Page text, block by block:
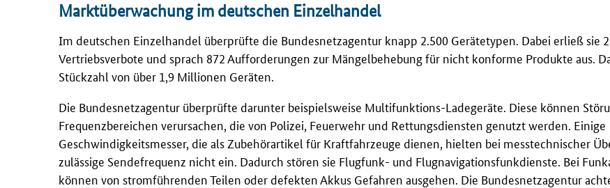
Marktüberwachung im deutschen Einzelhandel
Im deutschen Einzelhandel überprüfte die Bundesnetzagentur knapp 2.500 Gerätetypen. Dabei erließ sie
Vertriebsverbote und sprach 872 Aufforderungen zur Mängelbehebung für nicht konforme Produkte aus.
Stückzahl von über 1,9 Millionen Geräten.
Die Bundesnetzagentur überprüfte darunter beispielsweise Multifunktions-Ladegeräte. Diese können
Frequenzbereichen verursachen, die von Polizei, Feuerwehr und Rettungsdiensten genutzt werden. Einige
Geschwindigkeitsmesser, die als Zubehörartikel für Kraftfahrzeuge dienen, hielten bei messtechnischer
zulässige Sendefrequenz nicht ein. Dadurch stören sie Flugfunk- und Flugnavigationsfunkdienste. Bei
können von stromführenden Teilen oder defekten Akkus Gefahren ausgehen. Die Bundesnetzagentur